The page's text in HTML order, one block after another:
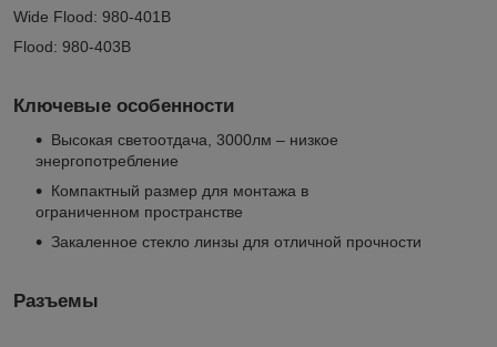
Wide Flood: 980-401B
Flood: 980-403B
Ключевые особенности
Высокая светоотдача, 3000лм – низкое
энергопотребление
Компактный размер для монтажа в
ограниченном пространстве
Закаленное стекло линзы для отличной прочности
Разъемы